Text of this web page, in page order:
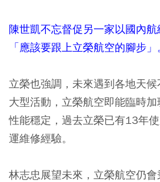
陳世凱不忘督促另一家以國內航
「應該要跟上立榮航空的腳步」
立榮也強調，未來遇到各地天
大型活動，立榮航空即能臨時
性能穩定，過去立榮已有13年
運維修經驗。
林志忠展望未來，立榮航空仍